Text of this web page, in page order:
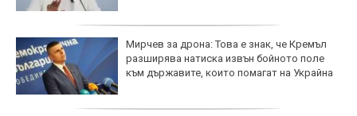
Мирчев за дрона: Това е знак, че Кремъл
разширява натиска извън бойното поле
към държавите, които помагат на Украйна